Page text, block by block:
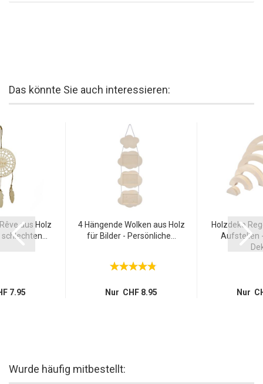
Das könnte Sie auch interessieren:
aus Holz
7.95
4 Hängende Wolken aus Holz
für Bilder - Persönliche...
Nur CHF 8.95
Holzdeko
Aufstellen
Nur
Wurde häufig mitbestellt: